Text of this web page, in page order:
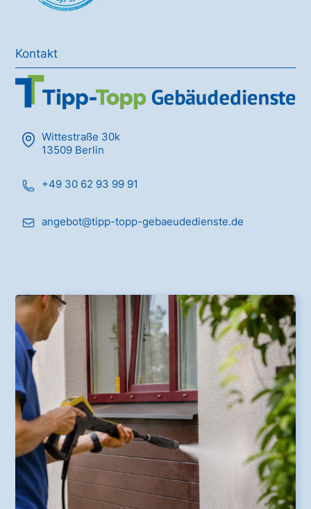
Kontakt
Wittestraße 30k
13509 Berlin
+49 30 62 93 99 91
angebot@tipp-topp-gebaeudedienste.de